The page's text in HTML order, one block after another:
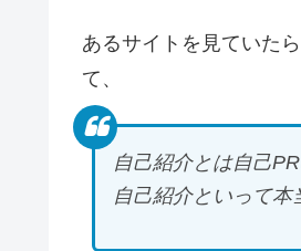
あるサイトを見ていた
て、
自己紹介とは自己PR
自己紹介といって本